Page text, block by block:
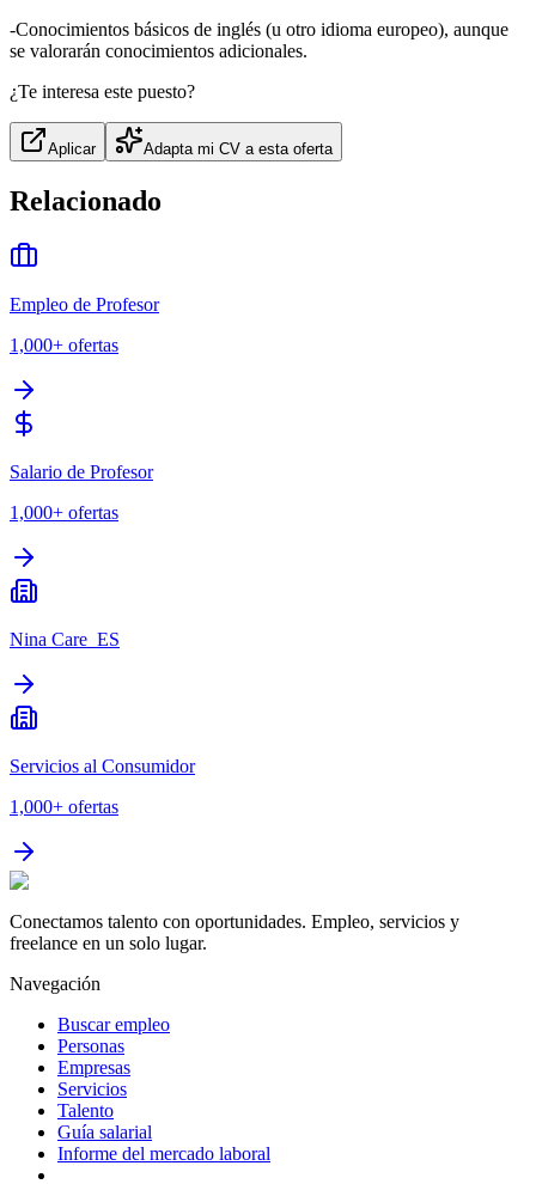
-Conocimientos básicos de inglés (u otro idioma europeo), aunque
se valorarán conocimientos adicionales.
¿Te interesa este puesto?
Aplicar Adapta mi CV a esta oferta
Relacionado
Empleo de Profesor
1,000+ ofertas
Salario de Profesor
1,000+ ofertas
Nina Care_ES
Servicios al Consumidor
1,000+ ofertas
Conectamos talento con oportunidades. Empleo, servicios y
freelance en un solo lugar.
Navegación
Buscar empleo
Personas
Empresas
Servicios
Talento
Guía salarial
Informe del mercado laboral